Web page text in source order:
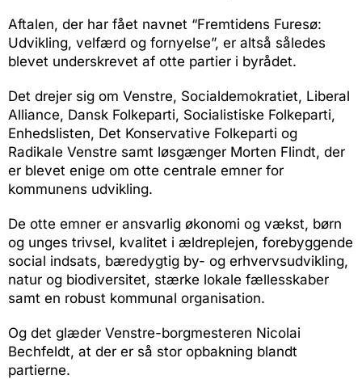
Aftalen, der har fået navnet “Fremtidens Furesø:
Udvikling, velfærd og fornyelse”, er altså således
blevet underskrevet af otte partier i byrådet.
Det drejer sig om Venstre, Socialdemokratiet, Liberal
Alliance, Dansk Folkeparti, Socialistiske Folkeparti,
Enhedslisten, Det Konservative Folkeparti og
Radikale Venstre samt løsgænger Morten Flindt, der
er blevet enige om otte centrale emner for
kommunens udvikling.
De otte emner er ansvarlig økonomi og vækst, børn
og unges trivsel, kvalitet i ældreplejen, forebyggende
social indsats, bæredygtig by- og erhvervsudvikling,
natur og biodiversitet, stærke lokale fællesskaber
samt en robust kommunal organisation.
Og det glæder Venstre-borgmesteren Nicolai
Bechfeldt, at der er så stor opbakning blandt
partierne.